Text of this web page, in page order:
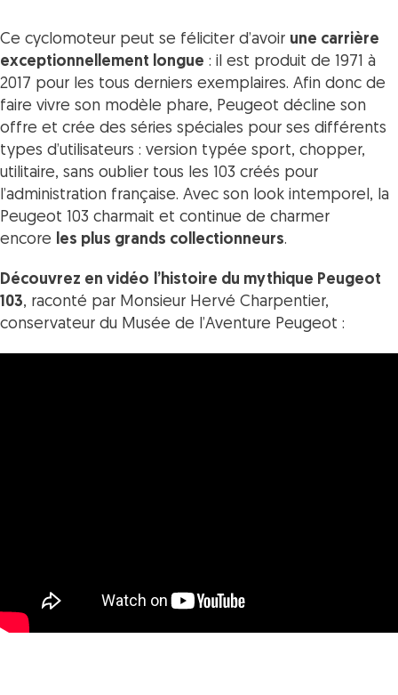
Ce cyclomoteur peut se féliciter d’avoir une carrière
exceptionnellement longue : il est produit de 1971 à
2017 pour les tous derniers exemplaires. Afin donc de
faire vivre son modèle phare, Peugeot décline son
offre et crée des séries spéciales pour ses différents
types d’utilisateurs : version typée sport, chopper,
utilitaire, sans oublier tous les 103 créés pour
l’administration française. Avec son look intemporel, la
Peugeot 103 charmait et continue de charmer
encore les plus grands collectionneurs.
Découvrez en vidéo l’histoire du mythique Peugeot
103, raconté par Monsieur Hervé Charpentier,
conservateur du Musée de l’Aventure Peugeot :